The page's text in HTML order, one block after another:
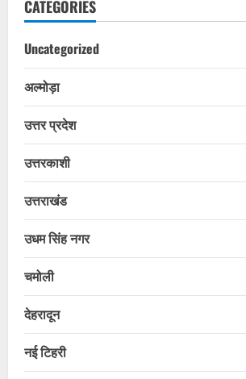
CATEGORIES
Uncategorized
अल्मोड़ा
उत्तर प्रदेश
उत्तरकाशी
उत्तराखंड
उधम सिंह नगर
चमोली
देहरादून
नई टिहरी